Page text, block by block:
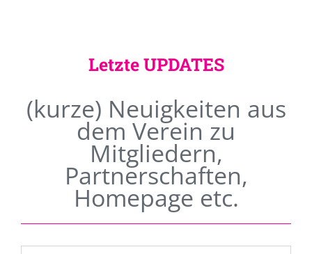
Letzte UPDATES
(kurze) Neuigkeiten aus
dem Verein zu
Mitgliedern,
Partnerschaften,
Homepage etc.